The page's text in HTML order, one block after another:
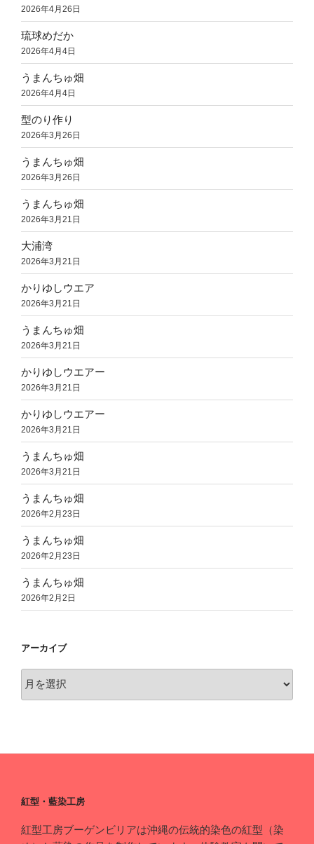
2026年4月26日
琉球めだか
2026年4月4日
うまんちゅ畑
2026年4月4日
型のり作り
2026年3月26日
うまんちゅ畑
2026年3月26日
うまんちゅ畑
2026年3月21日
大浦湾
2026年3月21日
かりゆしウエア
2026年3月21日
うまんちゅ畑
2026年3月21日
かりゆしウエアー
2026年3月21日
かりゆしウエアー
2026年3月21日
うまんちゅ畑
2026年3月21日
うまんちゅ畑
2026年2月23日
うまんちゅ畑
2026年2月23日
うまんちゅ畑
2026年2月2日
アーカイブ
ア
紅型・藍染工房
紅型工房ブーゲンビリアは沖縄の伝統的染色の紅型（染